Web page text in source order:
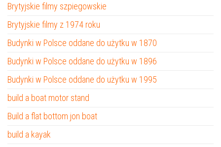
Brytyjskie filmy szpiegowskie
Brytyjskie filmy z 1974 roku
Budynki w Polsce oddane do użytku w 1870
Budynki w Polsce oddane do użytku w 1896
Budynki w Polsce oddane do użytku w 1995
build a boat motor stand
Build a flat bottom jon boat
build a kayak